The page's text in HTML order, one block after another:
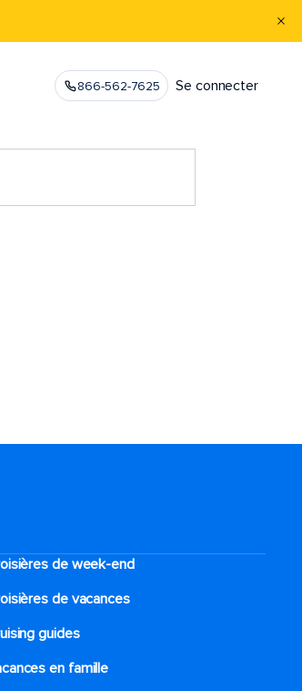
866-562-7625 Se connecter
de week-end
de vacances
guides
en famille